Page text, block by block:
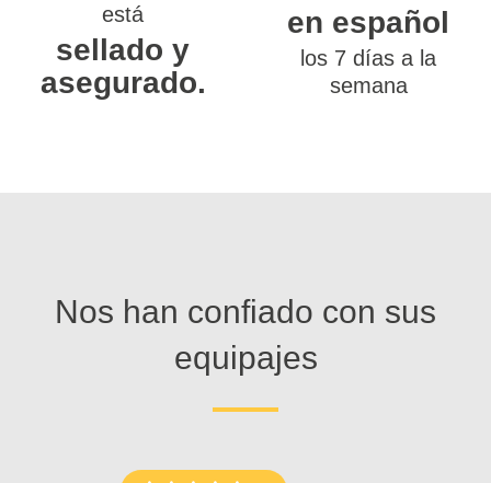
está
sellado y
asegurado.
en español
los 7 días a la
semana
Nos han confiado con sus
equipajes